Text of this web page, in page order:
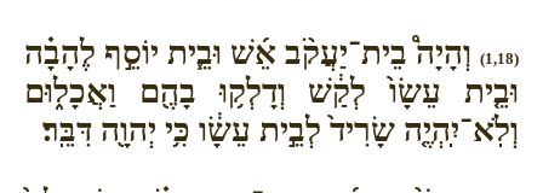
(1,18)
וְהָיָה֩ בֵית־יַעֲקֹ֨ב אֵ֜שׁ וּבֵ֧ית יוֹסֵ֣ף לֶהָבָ֗ה
וּבֵ֤ית עֵשָׂו֙ לְקַ֔שׁ וְדָלְק֥וּ בָהֶ֖ם וַאֲכָל֑וּם
וְלֹֽא־יִֽהְיֶ֤ה שָׂרִיד֙ לְבֵ֣ית עֵשָׂ֔ו כִּ֥י יְהוָ֖ה דִּבֵּֽר׃